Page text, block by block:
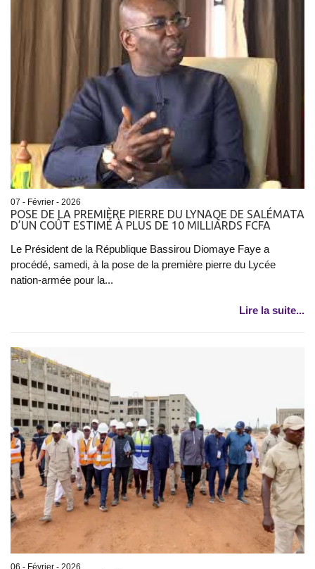
07 - Février - 2026
POSE DE LA PREMIÈRE PIERRE DU LYNAQE DE SALÉMATA
D’UN COÛT ESTIMÉ À PLUS DE 10 MILLIARDS FCFA
Le Président de la République Bassirou Diomaye Faye a
procédé, samedi, à la pose de la première pierre du Lycée
nation-armée pour la...
Lire la suite...
06 - Février - 2026